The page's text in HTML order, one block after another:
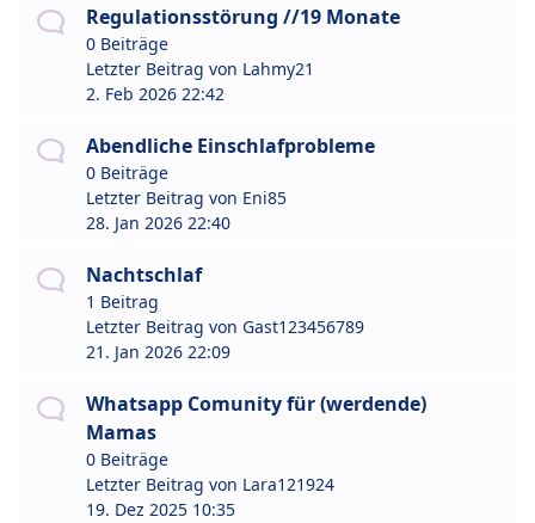
Regulationsstörung //19 Monate
0 Beiträge
Letzter Beitrag von Lahmy21
2. Feb 2026 22:42
Abendliche Einschlafprobleme
0 Beiträge
Letzter Beitrag von Eni85
28. Jan 2026 22:40
Nachtschlaf
1 Beitrag
Letzter Beitrag von Gast123456789
21. Jan 2026 22:09
Whatsapp Comunity für (werdende)
Mamas
0 Beiträge
Letzter Beitrag von Lara121924
19. Dez 2025 10:35